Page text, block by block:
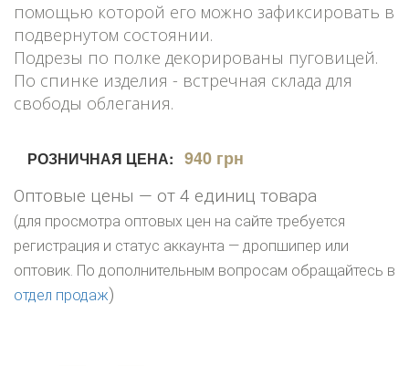
помощью которой его можно зафиксировать в
подвернутом состоянии.
Подрезы по полке декорированы пуговицей.
По спинке изделия - встречная склада для
свободы облегания.
РОЗНИЧНАЯ ЦЕНА: 940 грн
Оптовые цены — от 4 единиц товара
(для просмотра оптовых цен на сайте требуется
регистрация и статус аккаунта — дропшипер или
оптовик. По дополнительным вопросам обращайтесь в
отдел продаж)